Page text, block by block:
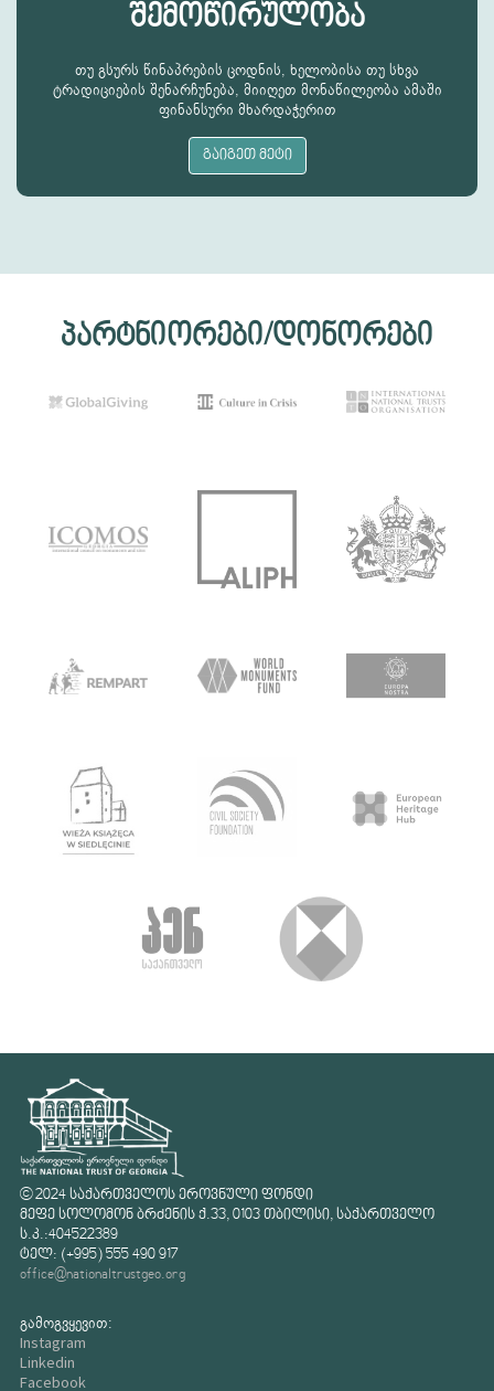
შემოწირულობა
თუ გსურს წინაპრების ცოდნის, ხელობისა თუ სხვა
ტრადიციების შენარჩუნება, მიიღეთ მონაწილეობა ამაში
ფინანსური მხარდაჭერით
გაიგეთ მეტი
პარტნიორები/დონორები
© 2024 საქართველოს ეროვნული ფონდი
მეფე სოლომონ ბრძენის ქ.33, 0103 თბილისი, საქართველო
ს.კ.:404522389
ტელ: (+995) 555 490 917
office@nationaltrustgeo.org
გამოგვყევით:
Instagram
Linkedin
Facebook